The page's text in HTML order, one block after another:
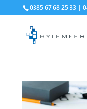
0385 67 68 25 33 |